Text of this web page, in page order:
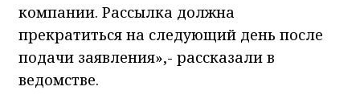
компании. Рассылка должна
прекратиться на следующий день после
подачи заявления»,- рассказали в
ведомстве.